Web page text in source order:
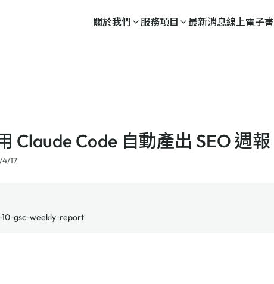
關於我們 服務項目 最新消息線上電子書
Claude Code 自動產出 SEO 週報
17
gsc-weekly-report